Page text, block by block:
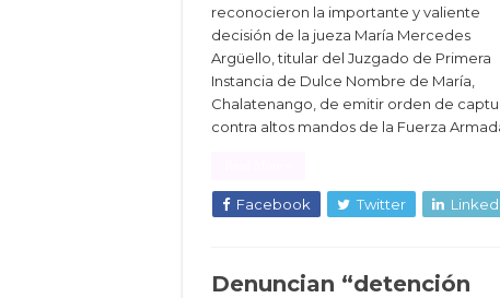
reconocieron la importante y valiente
decisión de la jueza María Mercedes
Argüello, titular del Juzgado de Primera
Instancia de Dulce Nombre de María,
Chalatenango, de emitir orden de
contra altos mandos de la Fuerza
Facebook Twitter
Denuncian “detención